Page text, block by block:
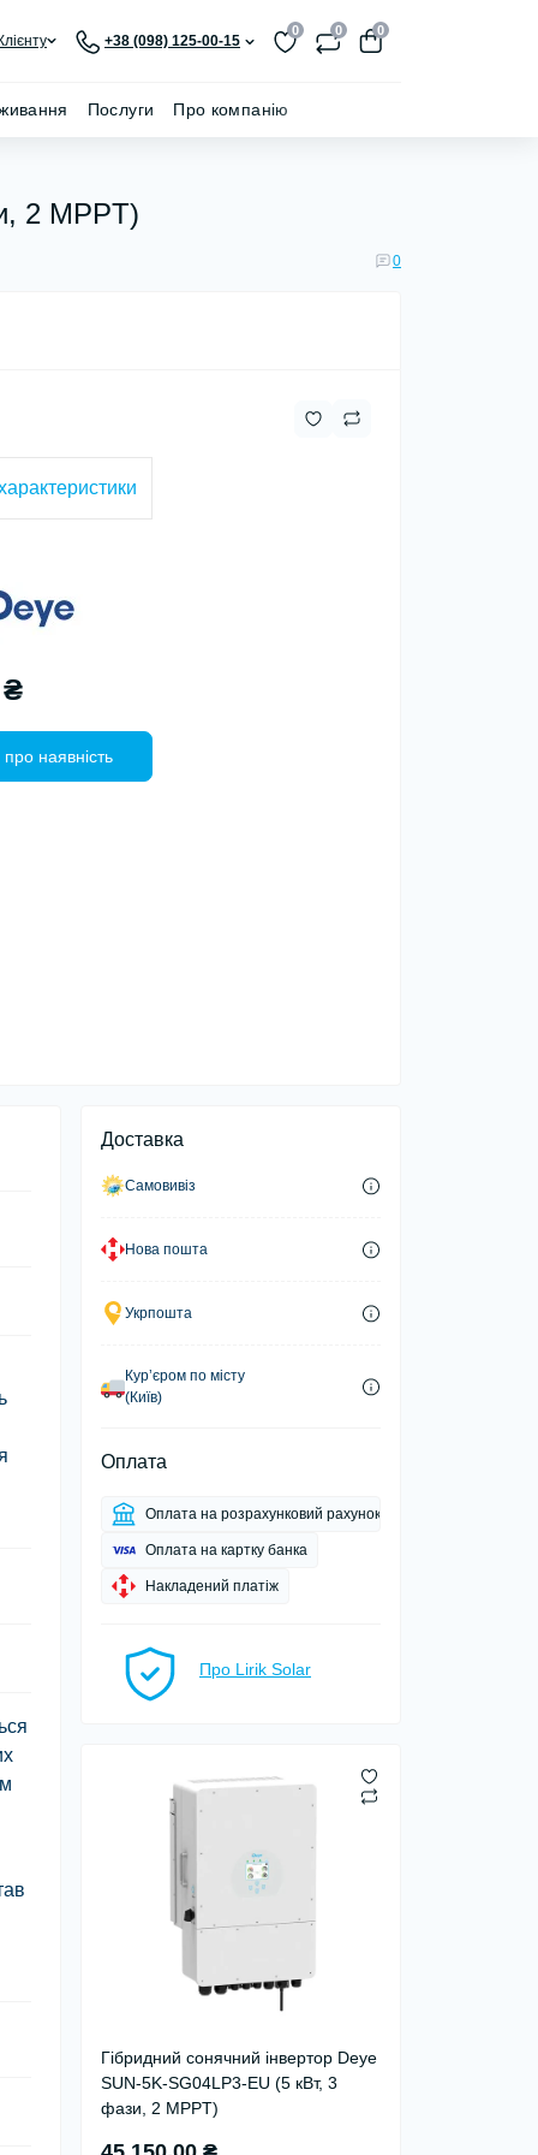
+38 (098) 125-00-15
0 0 0
Послуги Про компанію
2 MPPT)
0
₴
наявність
Доставка
Самовивіз
Нова пошта
Укрпошта
Курʼєром по місту
(Київ)
Оплата
Оплата на розрахунковий рахунок
Оплата на картку банка
Накладений платіж
Про Lirik Solar
Гібридний сонячний інвертор Deye
SUN-5K-SG04LP3-EU (5 кВт, 3
фази, 2 MPPT)